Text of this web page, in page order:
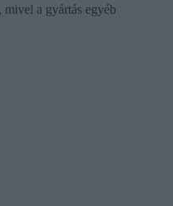
mivel a gyártás egyéb